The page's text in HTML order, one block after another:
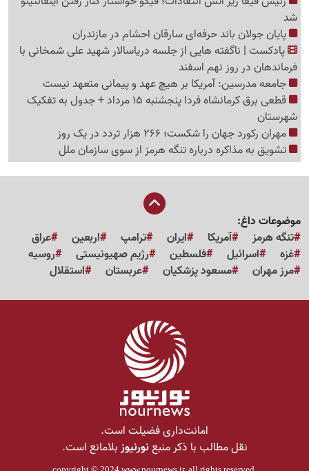
شد
پایان جولان باند حرفه‌ای سارقان احشام در مازندران
پادکست | ناگفته هایی از جلسه دریاسالار شهید علی شمخانی با
فرماندهان در روز نهم اسفند
جامعه مدرسین: آمریکا بر هیچ عهد و پیمانی متعهد نیست
قطعی برق کرمانشاه فردا پنجشنبه 15 مرداد + جدول به تفکیک
شهرستان
مهران رکورد جهان را شکست؛ 266 هزار تردد در یک روز
تشویق به مذاکره درباره تنگه هرمز از سوی سازمان ملل
موضوعات داغ:
تنگه هرمز
آمریکا ایران ترامپ اربعین
عراق
غزه
اسرائیل فلسطین رژیم صهیونیستی
روسیه
مرز مهران
مسعود پزشکیان عربستان استقلال
امانت‌داری فضیلت است.
نقل مطالب با ذکر منبعنورنیوزبلامانع است.